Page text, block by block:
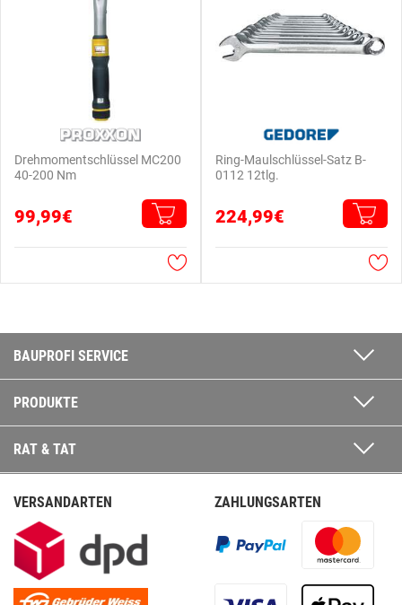
Drehmomentschlüssel MC200
40-200 Nm
99,99€
Ring-Maulschlüssel-Satz B-
0112 12tlg.
224,99€
BAUPROFI SERVICE
PRODUKTE
RAT & TAT
VERSANDARTEN ZAHLUNGSARTEN